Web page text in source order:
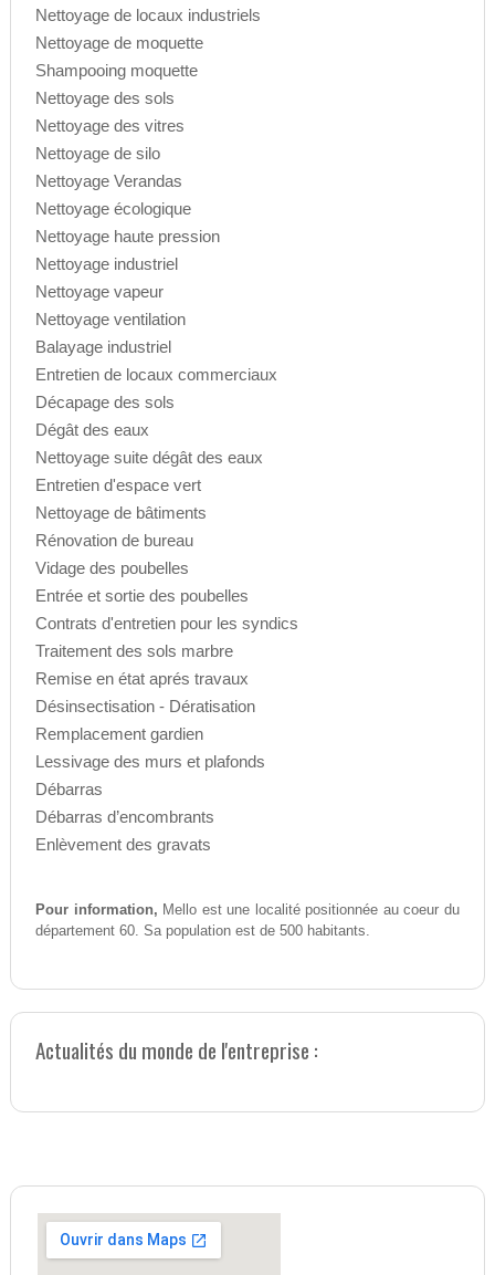
Nettoyage de locaux industriels
Nettoyage de moquette
Shampooing moquette
Nettoyage des sols
Nettoyage des vitres
Nettoyage de silo
Nettoyage Verandas
Nettoyage écologique
Nettoyage haute pression
Nettoyage industriel
Nettoyage vapeur
Nettoyage ventilation
Balayage industriel
Entretien de locaux commerciaux
Décapage des sols
Dégât des eaux
Nettoyage suite dégât des eaux
Entretien d'espace vert
Nettoyage de bâtiments
Rénovation de bureau
Vidage des poubelles
Entrée et sortie des poubelles
Contrats d'entretien pour les syndics
Traitement des sols marbre
Remise en état aprés travaux
Désinsectisation - Dératisation
Remplacement gardien
Lessivage des murs et plafonds
Débarras
Débarras d’encombrants
Enlèvement des gravats
Pour information, Mello est une localité positionnée au coeur du
département 60. Sa population est de 500 habitants.
Actualités du monde de l'entreprise :